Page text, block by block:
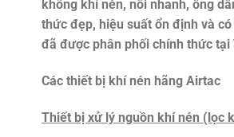
không khí nén, nối nhanh, ống
thức đẹp, hiệu suất ổn định và
đã được phân phối chính thức tại
Các thiết bị khí nén hãng Airtac
Thiết bị xử lý nguồn khí nén (lọc